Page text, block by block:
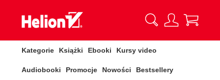
Kategorie Książki Ebooki Kursy video
Audiobooki Promocje Nowości Bestsellery